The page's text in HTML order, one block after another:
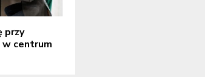
przy
centrum